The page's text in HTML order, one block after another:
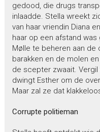
gedood, die drugs
inlaadde. Stella wreekt
van haar vriendin Diana
haar op een afstand
Mølle te beheren aan de
barakken en de molen
de scepter zwaait.
dwingt Esther om de
Maar zal ze dat
Corrupte politieman